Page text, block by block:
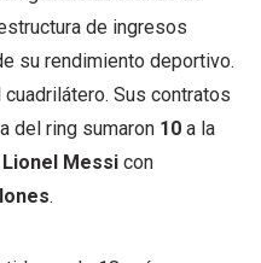
de ingresos
su rendimiento deportivo.
Sus contratos
del ring sumaron 10 a la
Lionel Messi con
.